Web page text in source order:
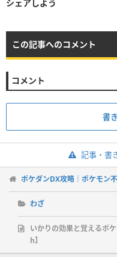
シェアしよう
この記事へのコメント
コメント
書
記事・書
ポケダンDX攻略｜ポケモン
わざ
いかりの効果と覚えるポ
h】